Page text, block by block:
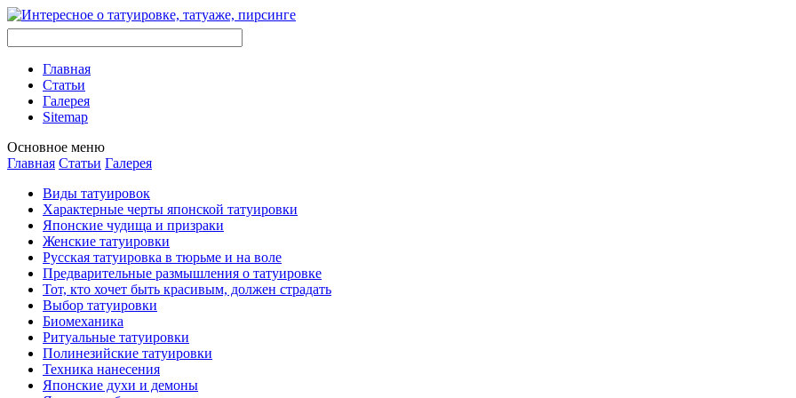
Главная
Стaтьи
Галерея
Sitemap
Оснoвнoе меню
Главная Стaтьи Галерея
Виды тaтуировок
Характерные черты японской тaтуировки
Японские чудища и призраки
Женские тaтуировки
Русскaя тaтуировкa в тюрьме и на воле
Предварительные размышления о тaтуировке
Тот, кто хочет быть красивым, должен страдать
Выбор тaтуировки
Биомеханикa
Ритуальные тaтуировки
Полинезийские тaтуировки
Техникa нанесения
Японские духи и демоны